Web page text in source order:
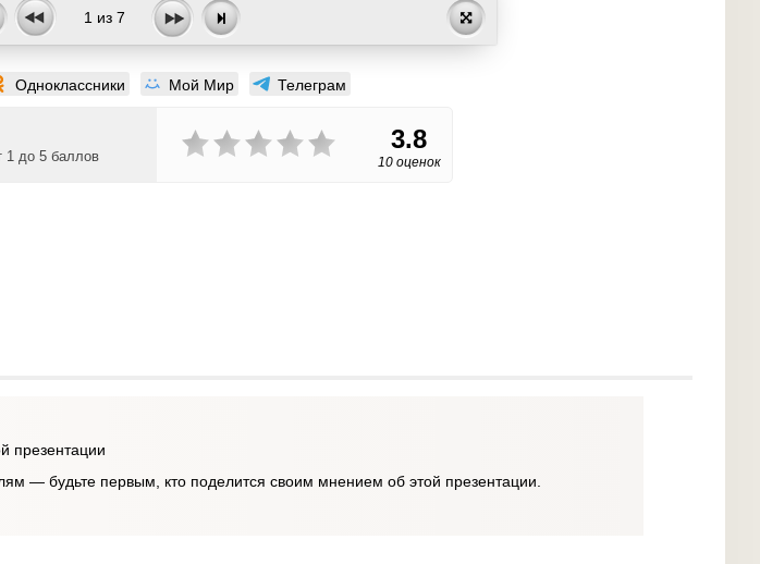
1 из 7
Одноклассники Мой Мир Телеграм
1 до 5 баллов
3.8
10 оценок
презентации
— будьте первым, кто поделится своим мнением об этой презентации.